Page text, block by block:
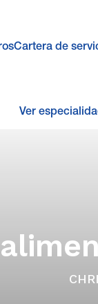
Cartera de
Ver